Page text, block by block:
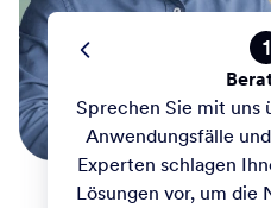
1
Sprechen Sie mit uns
Anwendungsfälle
Experten schlagen
Lösungen vor, um die